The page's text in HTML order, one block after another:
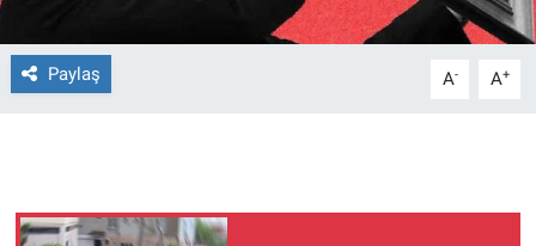
Paylaş A- A+
Gün Ortası
Haber